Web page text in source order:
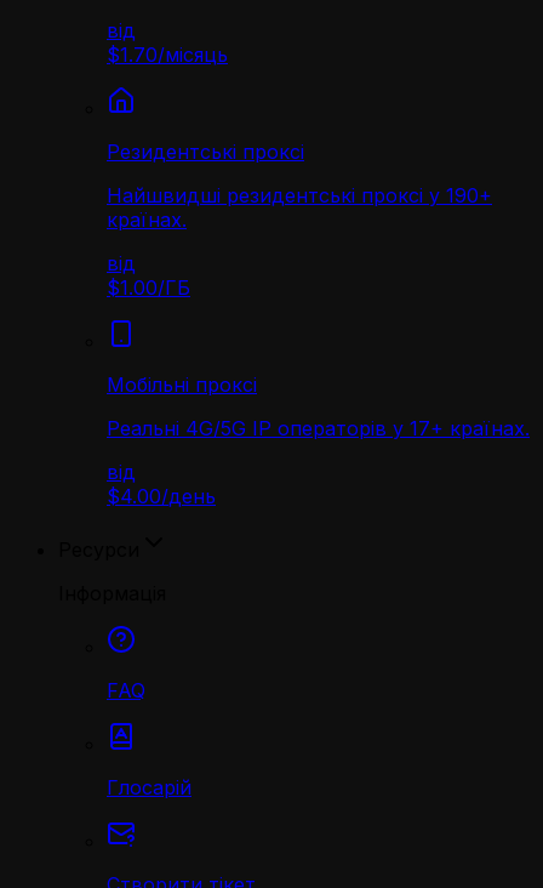
від
$1.70/місяць
Резидентські проксі
Найшвидші резидентські проксі у 190+
країнах.
від
$1.00/ГБ
Мобільні проксі
Реальні 4G/5G IP операторів у 17+ країнах.
від
$4.00/день
FAQ
Глосарій